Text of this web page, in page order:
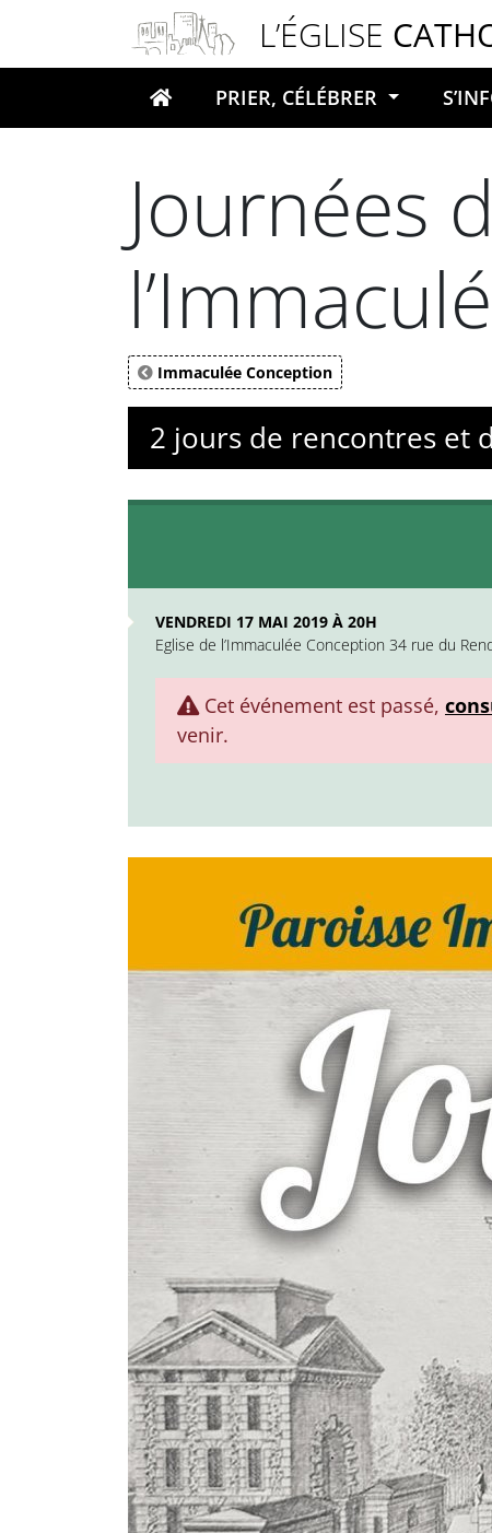
L’ÉGLISE
Votre recherche
PRIER, CÉLÉBRER
Journées
Immaculée Conception
2 jours de rencontres et
VENDREDI 17 MAI 2019 À 20H
Eglise de l’Immaculée Conception 34 rue du
Cet événement est passé,
venir.
Panneau de gestion des cookies